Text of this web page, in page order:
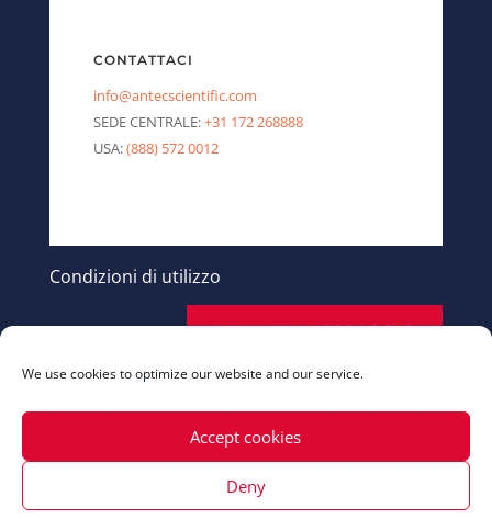
We use cookies to optimize our website and our service.
Accept cookies
Deny
CONTATTACI
info@antecscientific.com
SEDE CENTRALE:+31 172 268888
USA:(888) 572 0012
Condizioni di utilizzo
INVIA UN MESSAGGIO